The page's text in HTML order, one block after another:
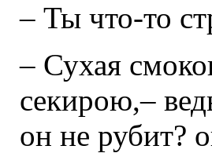
– Ты что-то
– Сухая
секирою,–
он не рубит?